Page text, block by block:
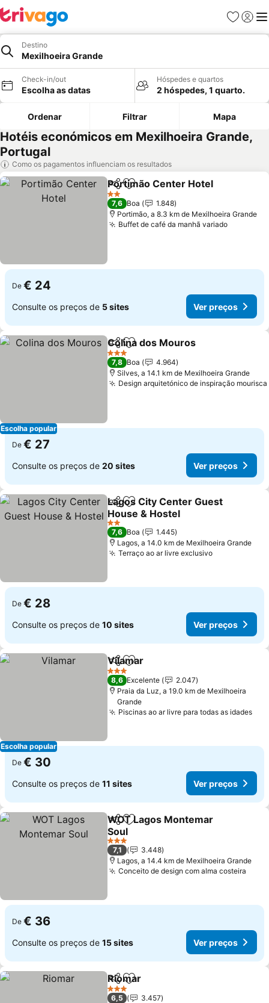
Favoritos
Iniciar
Destino
Mexilhoeira Grande
Check-in/out
Escolha as datas
Hóspedes e quartos
2 hóspedes, 1 quarto.
Ordenar Filtrar Mapa
Hotéis económicos em Mexilhoeira Grande,
Portugal
Como os pagamentos influenciam os resultados
PartilharAdicionar aos favoritos
Portimão Center Hotel
2 Estrelas
7,6 Boa
1.848
Portimão, a 8.3 km de Mexilhoeira Grande
Buffet de café da manhã variado
De € 24
Consulte os preços de 5 sites Ver preços
Escolha popular
PartilharAdicionar aos favoritos
Colina dos Mouros
3 Estrelas
7,8 Boa
4.964
Silves, a 14.1 km de Mexilhoeira Grande
Design arquitetónico de inspiração mourisca
De € 27
Consulte os preços de 20 sites Ver preços
PartilharAdicionar aos favoritos
Lagos City Center Guest
House & Hostel
2 Estrelas
7,6 Boa
1.445
Lagos, a 14.0 km de Mexilhoeira Grande
Terraço ao ar livre exclusivo
De € 28
Consulte os preços de 10 sites Ver preços
Escolha popular
PartilharAdicionar aos favoritos
Vilamar
3 Estrelas
8,6 Excelente
2.047
Praia da Luz, a 19.0 km de Mexilhoeira
Grande
Piscinas ao ar livre para todas as idades
De € 30
Consulte os preços de 11 sites Ver preços
PartilharAdicionar aos favoritos
WOT Lagos Montemar
Soul
3 Estrelas
7,1
3.448
Lagos, a 14.4 km de Mexilhoeira Grande
Conceito de design com alma costeira
De € 36
Consulte os preços de 15 sites Ver preços
PartilharAdicionar aos favoritos
Riomar
3 Estrelas
6,5
3.457